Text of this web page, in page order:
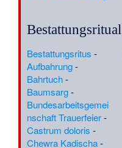
Bestattungsritual
Bestattungsritus -
Aufbahrung-
Bahrtuch-
Baumsarg-
Bundesarbeitsgemei
nschaft Trauerfeier-
Castrum doloris -
Chewra Kadischa-